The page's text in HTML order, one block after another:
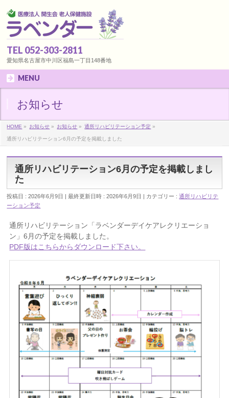
TEL 052-303-2811
愛知県名古屋市中川区福島一丁目148番地
MENU
お知らせ
HOME » お知らせ » お知らせ » 通所リハビリテーション予定 »
通所リハビリテーション6月の予定を掲載しました
通所リハビリテーション6月の予定を掲載しまし
た
投稿日 : 2026年6月9日 最終更新日時 : 2026年6月9日 カテゴリー :通所リハビリテ
ーション予定
通所リハビリテーション「ラベンダーデイケアレクリエーショ
ン」6月の予定を掲載しました。
PDF版はこちらからダウンロード下さい。